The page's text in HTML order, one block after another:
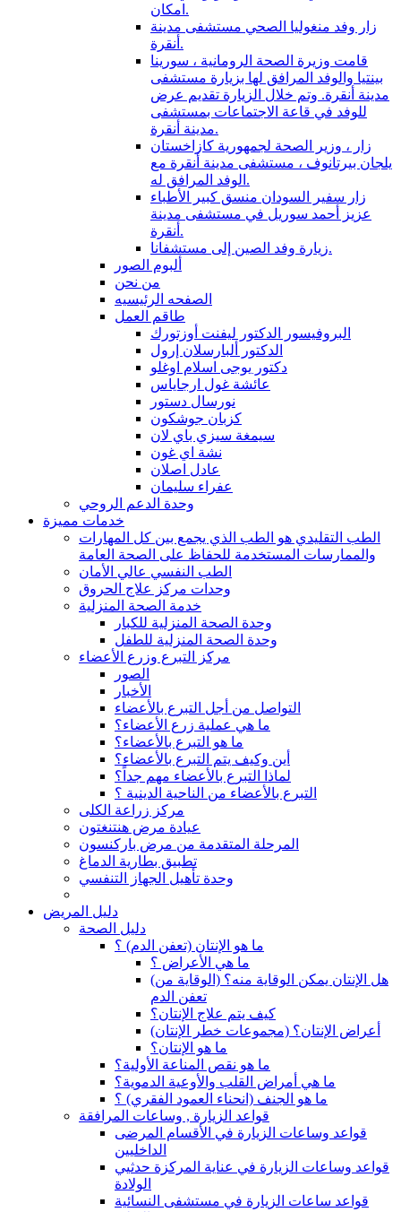
امكان.
زار وفد منغوليا الصحي مستشفى مدينة
أنقرة.
قامت وزيرة الصحة الرومانية ، سورينا
بينتيا والوفد المرافق لها بزيارة مستشفى
مدينة أنقرة. وتم خلال الزيارة تقديم عرض
للوفد في قاعة الاجتماعات بمستشفى
مدينة أنقرة.
زار ، وزير الصحة لجمهورية كازاخستان
يلجان بيرتانوف ، مستشفى مدينة أنقرة مع
الوفد المرافق له.
زار سفير السودان منسق كبير الأطباء
عزيز أحمد سوريل في مستشفى مدينة
أنقرة.
زيارة وفد الصين إلى مستشفانا.
ألبوم الصور
من نحن
الصفحه الرئيسيه
طاقم العمل
البروفيسور الدكتور ليفنت أوزتورك
الدكتور ألبارسلان إرول
دكتور يوجى اسلام اوغلو
عائشة غول ارجاياس
نورسال دستور
كزبان جوشكون
سيمغة سيزي باي لان
نشة اي غون
عادل اصلان
عفراء سليمان
وحدة الدعم الروحي
خدمات مميزة
الطب التقليدي هو الطب الذي يجمع بين كل المهارات
والممارسات المستخدمة للحفاظ على الصحة العامة
الطب النفسي عالي الأمان
وحدات مركز علاج الحروق
خدمة الصحة المنزلية
وحدة الصحة المنزلية للكبار
وحدة الصحة المنزلية للطفل
مركز التبرع وزرع الأعضاء
الصور
الأخبار
التواصل من أجل التبرع بالأعضاء
ما هي عملية زرع الأعضاء؟
ما هو التبرع بالأعضاء؟
أين وكيف يتم التبرع بالأعضاء؟
لماذا التبرع بالأعضاء مهم جداً؟
التبرع بالأعضاء من الناحية الدينية ؟
مركز زراعة الكلى
عيادة مرض هنتنغتون
المرحلة المتقدمة من مرض باركنسون
تطبيق بطارية الدماغ
وحدة تأهيل الجهاز التنفسي
دليل المريض
دليل الصحة
ما هو الإنتان (تعفن الدم) ؟
ما هي الأعراض ؟
(هل الإنتان يمكن الوقاية منه؟ (الوقاية من
تعفن الدم
كيف يتم علاج الإنتان؟
(أعراض الإنتان؟ (مجموعات خطر الإنتان
ما هو الإنتان؟
ما هو نقص المناعة الأولية؟
ما هي أمراض القلب والأوعية الدموية؟
ما هو الجنف (انحناء العمود الفقري) ؟
قواعد الزيارة , وساعات المرافقة
قواعد وساعات الزيارة في الأقسام المرضى
الداخليين
قواعد وساعات الزيارة في عناية المركزة حدثيي
الولادة
قواعد ساعات الزيارة في مستشفى النسائية